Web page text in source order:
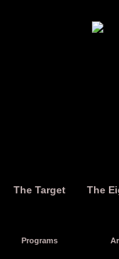
The Target The
Programs